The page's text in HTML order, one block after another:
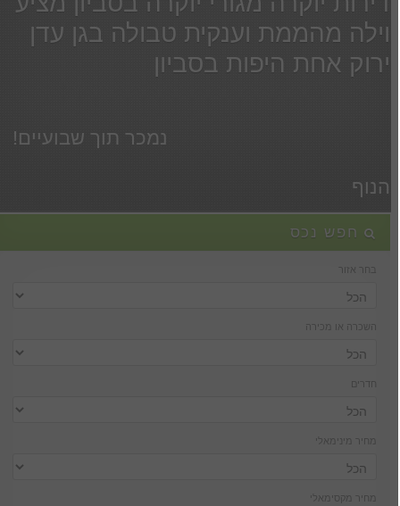
וילה מהממת וענקית טבולה בגן עדן
ירוק אחת היפות בסביון
נמכר תוך שבועיים!
הנוף
חפש נכס
בחר אזור
השכרה או מכירה
חדרים
מחיר מינימאלי
מחיר מקסימאלי